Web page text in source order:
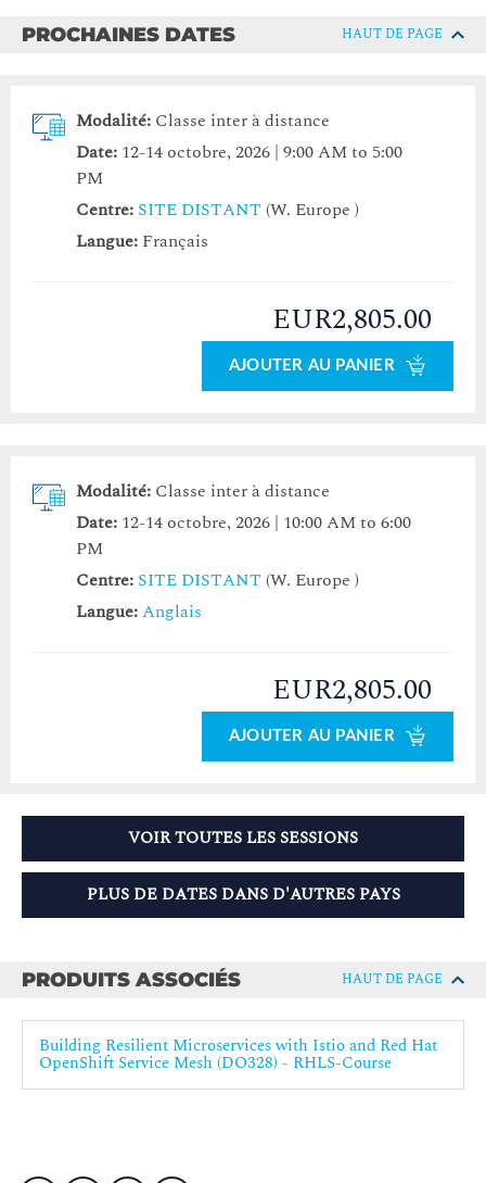
PROCHAINES DATES HAUT DE PAGE
Modalité: Classe inter à distance
Date: 12-14 octobre, 2026 | 9:00 AM to 5:00
PM
Centre: SITE DISTANT (W. Europe )
Langue: Français
EUR2,805.00
AJOUTER AU PANIER
Modalité: Classe inter à distance
Date: 12-14 octobre, 2026 | 10:00 AM to 6:00
PM
Centre: SITE DISTANT (W. Europe )
Langue:Anglais
EUR2,805.00
AJOUTER AU PANIER
VOIR TOUTES LES SESSIONS
PLUS DE DATES DANS D'AUTRES PAYS
PRODUITS ASSOCIÉS HAUT DE PAGE
Building Resilient Microservices with Istio and Red Hat
OpenShift Service Mesh (DO328) - RHLS-Course